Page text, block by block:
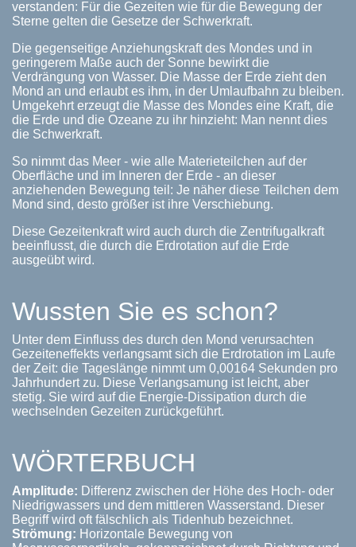
verstanden: Für die Gezeiten wie für die Bewegung der
Sterne gelten die Gesetze der Schwerkraft.
Die gegenseitige Anziehungskraft des Mondes und in
geringerem Maße auch der Sonne bewirkt die
Verdrängung von Wasser. Die Masse der Erde zieht den
Mond an und erlaubt es ihm, in der Umlaufbahn zu bleiben.
Umgekehrt erzeugt die Masse des Mondes eine Kraft, die
die Erde und die Ozeane zu ihr hinzieht: Man nennt dies
die Schwerkraft.
So nimmt das Meer - wie alle Materieteilchen auf der
Oberfläche und im Inneren der Erde - an dieser
anziehenden Bewegung teil: Je näher diese Teilchen dem
Mond sind, desto größer ist ihre Verschiebung.
Diese Gezeitenkraft wird auch durch die Zentrifugalkraft
beeinflusst, die durch die Erdrotation auf die Erde
ausgeübt wird.
Wussten Sie es schon?
Unter dem Einfluss des durch den Mond verursachten
Gezeiteneffekts verlangsamt sich die Erdrotation im Laufe
der Zeit: die Tageslänge nimmt um 0,00164 Sekunden pro
Jahrhundert zu. Diese Verlangsamung ist leicht, aber
stetig. Sie wird auf die Energie-Dissipation durch die
wechselnden Gezeiten zurückgeführt.
WÖRTERBUCH
Amplitude: Differenz zwischen der Höhe des Hoch- oder
Niedrigwassers und dem mittleren Wasserstand. Dieser
Begriff wird oft fälschlich als Tidenhub bezeichnet.
Strömung: Horizontale Bewegung von